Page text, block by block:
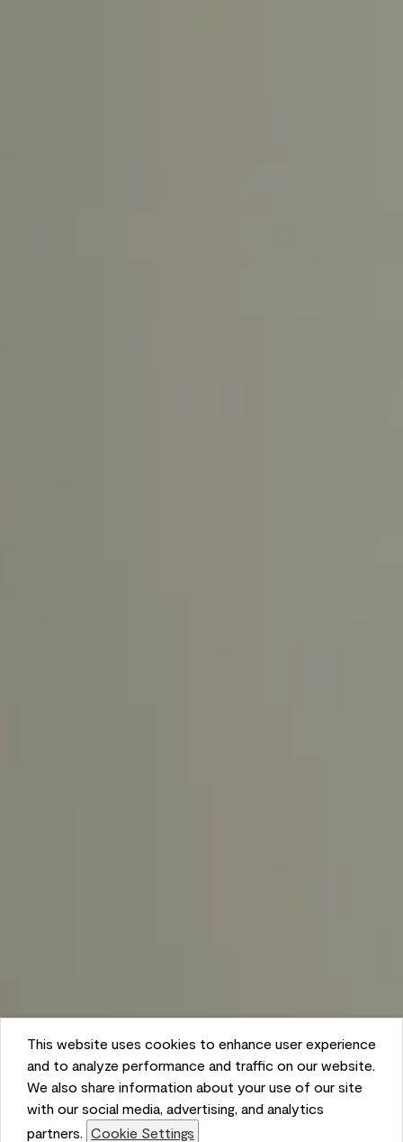
This website uses cookies to enhance user experience
and to analyze performance and traffic on our website.
We also share information about your use of our site
with our social media, advertising, and analytics
partners. Cookie Settings